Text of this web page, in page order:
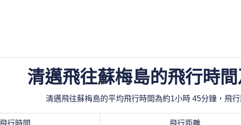
清邁飛往蘇梅島的飛行時
清邁飛往蘇梅島的平均飛行時間為約1小時 45分鐘，飛
飛行時間 飛行距離